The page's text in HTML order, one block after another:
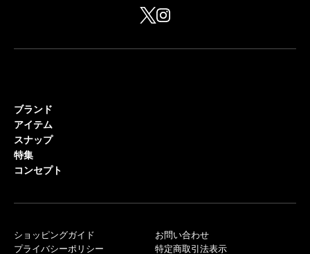
ブランド
アイテム
スナップ
特集
コンセプト
ショッピングガイド
プライバシーポリシー
お問い合わせ
特定商取引法表示